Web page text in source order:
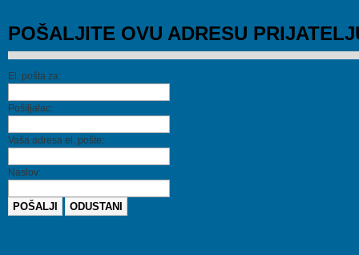
POŠALJITE OVU ADRESU
El. pošta za:
Pošiljalac:
Vaša adresa el. pošte:
Naslov:
POŠALJI ODUSTANI